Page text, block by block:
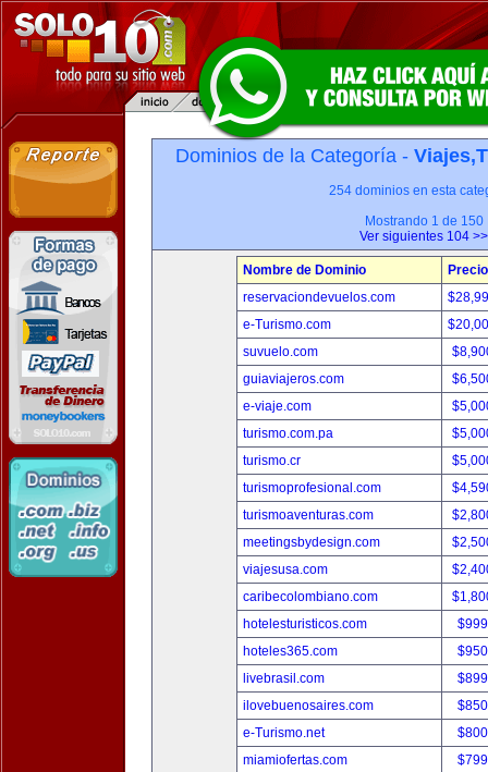
Dominios de la Categoría -
254 dominios en esta
Mostrando 1 de 150
Ver siguientes 104 >>
Nombre de Dominio
Precio
reservaciondevuelos.com
e-Turismo.com
suvuelo.com
guiaviajeros.com
e-viaje.com
turismo.com.pa
turismo.cr
turismoprofesional.com
turismoaventuras.com
meetingsbydesign.com
viajesusa.com
caribecolombiano.com
hotelesturisticos.com
hoteles365.com
livebrasil.com
ilovebuenosaires.com
e-Turismo.net
miamiofertas.com